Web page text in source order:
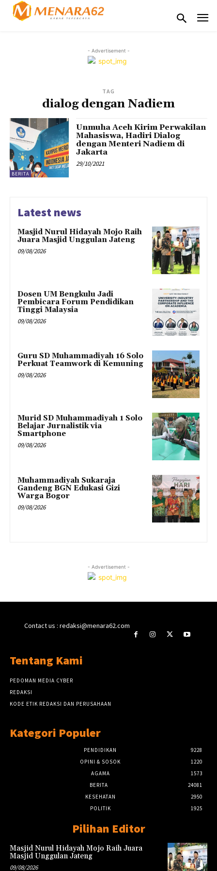
- Advertisement -
TAG
dialog dengan Nadiem
BERITA
Unmuha Aceh Kirim Perwakilan
Mahasiswa, Hadiri Dialog
dengan Menteri Nadiem di
Jakarta
29/10/2021
Latest news
Masjid Nurul Hidayah Mojo Raih
Juara Masjid Unggulan Jateng
09/08/2026
Dosen UM Bengkulu Jadi
Pembicara Forum Pendidikan
Tinggi Malaysia
09/08/2026
Guru SD Muhammadiyah 16 Solo
Perkuat Teamwork di Kemuning
09/08/2026
Murid SD Muhammadiyah 1 Solo
Belajar Jurnalistik via
Smartphone
09/08/2026
Muhammadiyah Sukaraja
Gandeng BGN Edukasi Gizi
Warga Bogor
09/08/2026
- Advertisement -
Contact us : redaksi@menara62.com
Tentang Kami
PEDOMAN MEDIA CYBER
REDAKSI
KODE ETIK REDAKSI DAN PERUSAHAAN
Kategori Populer
PENDIDIKAN
9228
OPINI & SOSOK
1220
AGAMA
1573
BERITA
24081
KESEHATAN
2950
POLITIK
1925
Pilihan Editor
Masjid Nurul Hidayah Mojo Raih Juara
Masjid Unggulan Jateng
09/08/2026